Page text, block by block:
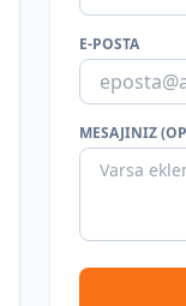
E-POSTA
MESAJINIZ